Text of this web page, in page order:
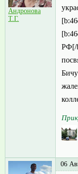
Андронова
Т.Г.
РФ[/
06